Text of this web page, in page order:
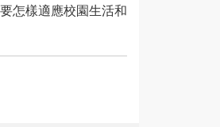
怎樣適應校園生活和